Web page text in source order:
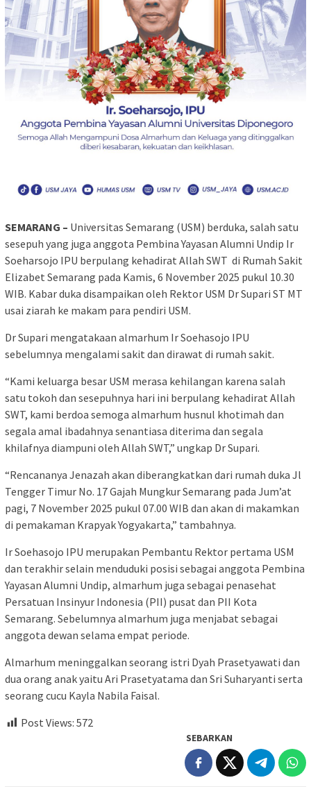
SEMARANG – Universitas Semarang (USM) berduka, salah satu
sesepuh yang juga anggota Pembina Yayasan Alumni Undip Ir
Soeharsojo IPU berpulang kehadirat Allah SWT di Rumah Sakit
Elizabet Semarang pada Kamis, 6 November 2025 pukul 10.30
WIB. Kabar duka disampaikan oleh Rektor USM Dr Supari ST MT
usai ziarah ke makam para pendiri USM.
Dr Supari mengatakaan almarhum Ir Soehasojo IPU
sebelumnya mengalami sakit dan dirawat di rumah sakit.
“Kami keluarga besar USM merasa kehilangan karena salah
satu tokoh dan sesepuhnya hari ini berpulang kehadirat Allah
SWT, kami berdoa semoga almarhum husnul khotimah dan
segala amal ibadahnya senantiasa diterima dan segala
khilafnya diampuni oleh Allah SWT,” ungkap Dr Supari.
“Rencananya Jenazah akan diberangkatkan dari rumah duka Jl
Tengger Timur No. 17 Gajah Mungkur Semarang pada Jum’at
pagi, 7 November 2025 pukul 07.00 WIB dan akan di makamkan
di pemakaman Krapyak Yogyakarta,” tambahnya.
Ir Soehasojo IPU merupakan Pembantu Rektor pertama USM
dan terakhir selain menduduki posisi sebagai anggota Pembina
Yayasan Alumni Undip, almarhum juga sebagai penasehat
Persatuan Insinyur Indonesia (PII) pusat dan PII Kota
Semarang. Sebelumnya almarhum juga menjabat sebagai
anggota dewan selama empat periode.
Almarhum meninggalkan seorang istri Dyah Prasetyawati dan
dua orang anak yaitu Ari Prasetyatama dan Sri Suharyanti serta
seorang cucu Kayla Nabila Faisal.
Post Views: 572
SEBARKAN